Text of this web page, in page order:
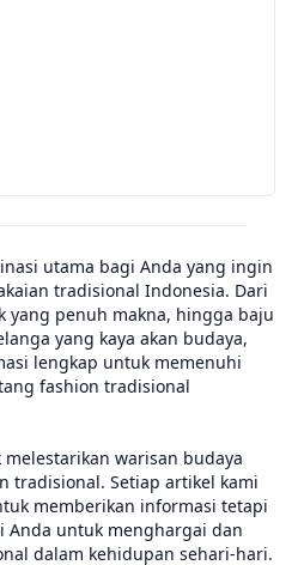
utama bagi Anda yang ingin
tradisional Indonesia. Dari
yang penuh makna, hingga baju
yang kaya akan budaya,
lengkap untuk memenuhi
fashion tradisional
warisan budaya
tradisional. Setiap artikel kami
memberikan informasi tetapi
untuk menghargai dan
dalam kehidupan sehari-hari.